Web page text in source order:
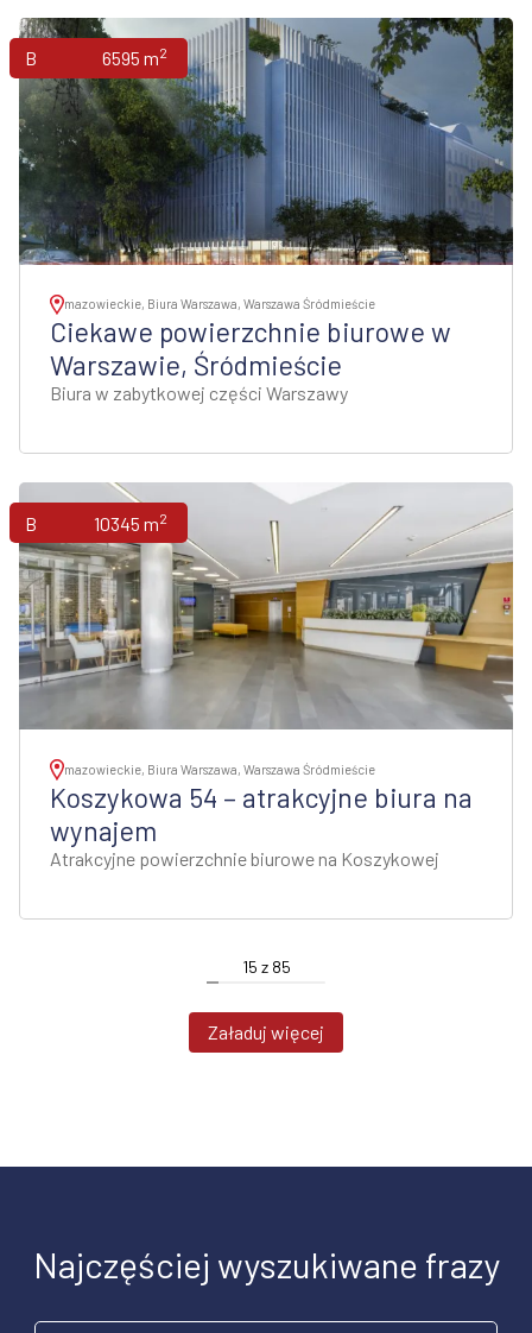
Biura 6595 m2
mazowieckie, Biura Warszawa, Warszawa Śródmieście
Ciekawe powierzchnie biurowe w
Warszawie, Śródmieście
Biura w zabytkowej części Warszawy
Biura 10345 m2
mazowieckie, Biura Warszawa, Warszawa Śródmieście
Koszykowa 54 – atrakcyjne biura na
wynajem
Atrakcyjne powierzchnie biurowe na Koszykowej
15 z 85
Załaduj więcej
Najczęściej wyszukiwane frazy